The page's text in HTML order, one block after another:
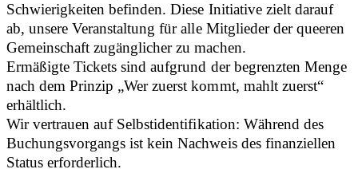
Schwierigkeiten befinden. Diese Initiative zielt darauf
ab, unsere Veranstaltung für alle Mitglieder der queeren
Gemeinschaft zugänglicher zu machen.
Ermäßigte Tickets sind aufgrund der begrenzten Menge
nach dem Prinzip „Wer zuerst kommt, mahlt zuerst“
erhältlich.
Wir vertrauen auf Selbstidentifikation: Während des
Buchungsvorgangs ist kein Nachweis des finanziellen
Status erforderlich.